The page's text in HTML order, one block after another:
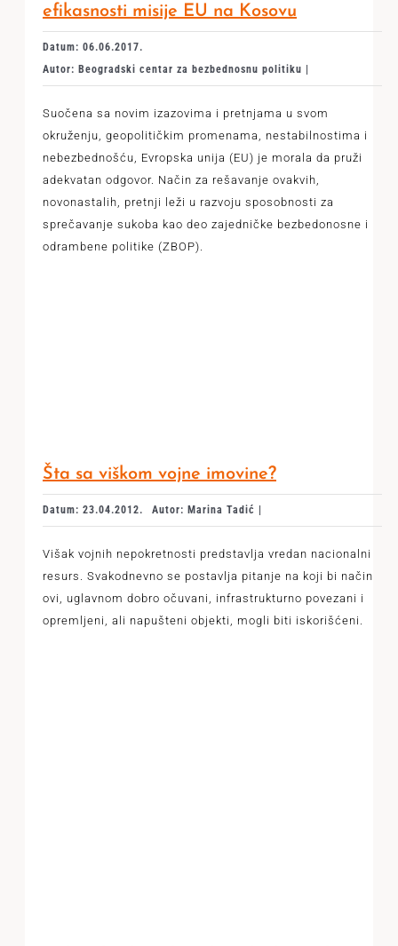
efikasnosti misije EU na Kosovu
Datum: 06.06.2017.
Autor: Beogradski centar za bezbednosnu politiku |
Suočena sa novim izazovima i pretnjama u svom
okruženju, geopolitičkim promenama, nestabilnostima i
nebezbednošću, Evropska unija (EU) je morala da pruži
adekvatan odgovor. Način za rešavanje ovakvih,
novonastalih, pretnji leži u razvoju sposobnosti za
sprečavanje sukoba kao deo zajedničke bezbedonosne i
odrambene politike (ZBOP).
Šta sa viškom vojne imovine?
Datum: 23.04.2012. Autor: Marina Tadić |
Višak vojnih nepokretnosti predstavlja vredan nacionalni
resurs. Svakodnevno se postavlja pitanje na koji bi način
ovi, uglavnom dobro očuvani, infrastrukturno povezani i
opremljeni, ali napušteni objekti, mogli biti iskorišćeni.